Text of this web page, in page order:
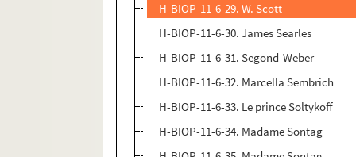
H-BIOP-11-6-29. W. Scott
H-BIOP-11-6-30. James Searles
H-BIOP-11-6-31. Segond-Weber
H-BIOP-11-6-32. Marcella Sembrich
H-BIOP-11-6-33. Le prince Soltykoff
H-BIOP-11-6-34. Madame Sontag